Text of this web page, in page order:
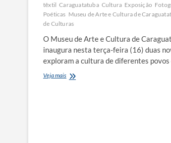
têxtil Caraguatatuba Cultura Exposição
Poéticas Museu de Arte e Cultura de
de Culturas
O Museu de Arte e Cultura de
inaugura nesta terça-feira (16) duas
exploram a cultura de diferentes povos
Veja maisMacc